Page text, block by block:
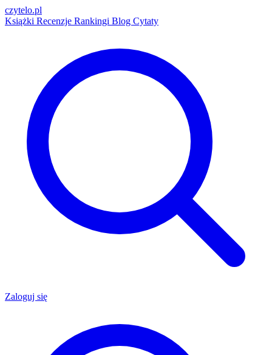
czytelo.pl
Książki Recenzje Rankingi Blog Cytaty
Zaloguj się